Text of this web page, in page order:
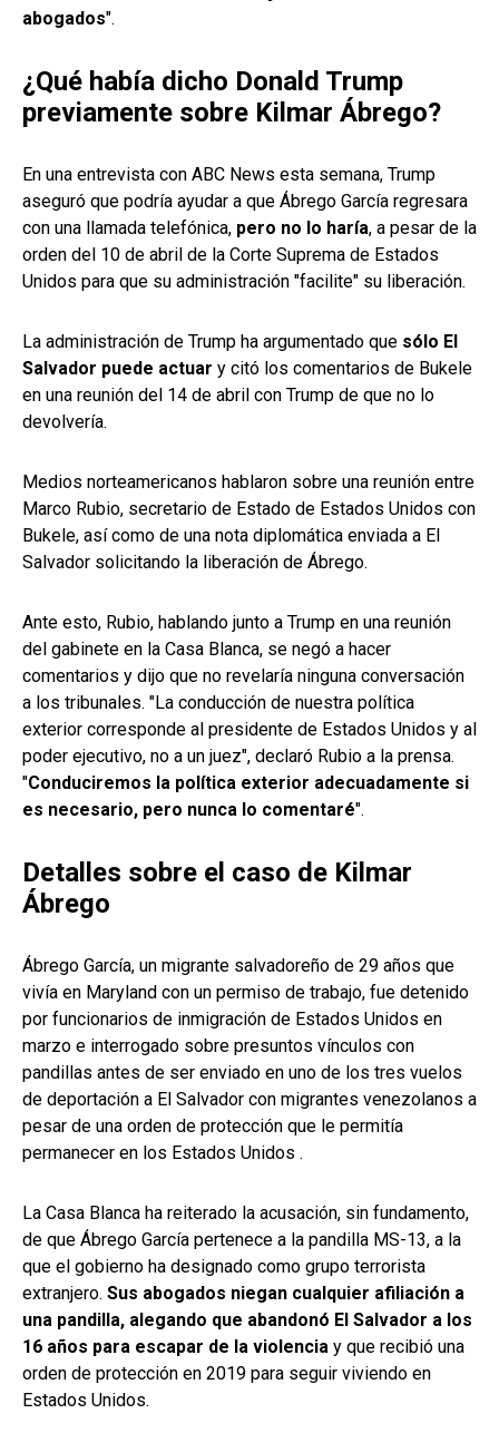
abogados".
¿Qué había dicho Donald Trump
previamente sobre Kilmar Ábrego?
En una entrevista con ABC News esta semana, Trump
aseguró que podría ayudar a que Ábrego García regresara
con una llamada telefónica, pero no lo haría, a pesar de la
orden del 10 de abril de la Corte Suprema de Estados
Unidos para que su administración "facilite" su liberación.
La administración de Trump ha argumentado que sólo El
Salvador puede actuar y citó los comentarios de Bukele
en una reunión del 14 de abril con Trump de que no lo
devolvería.
Medios norteamericanos hablaron sobre una reunión entre
Marco Rubio, secretario de Estado de Estados Unidos con
Bukele, así como de una nota diplomática enviada a El
Salvador solicitando la liberación de Ábrego.
Ante esto, Rubio, hablando junto a Trump en una reunión
del gabinete en la Casa Blanca, se negó a hacer
comentarios y dijo que no revelaría ninguna conversación
a los tribunales. "La conducción de nuestra política
exterior corresponde al presidente de Estados Unidos y al
poder ejecutivo, no a un juez", declaró Rubio a la prensa.
"Conduciremos la política exterior adecuadamente si
es necesario, pero nunca lo comentaré".
Detalles sobre el caso de Kilmar
Ábrego
Ábrego García, un migrante salvadoreño de 29 años que
vivía en Maryland con un permiso de trabajo, fue detenido
por funcionarios de inmigración de Estados Unidos en
marzo e interrogado sobre presuntos vínculos con
pandillas antes de ser enviado en uno de los tres vuelos
de deportación a El Salvador con migrantes venezolanos a
pesar de una orden de protección que le permitía
permanecer en los Estados Unidos .
La Casa Blanca ha reiterado la acusación, sin fundamento,
de que Ábrego García pertenece a la pandilla MS-13, a la
que el gobierno ha designado como grupo terrorista
extranjero. Sus abogados niegan cualquier afiliación a
una pandilla, alegando que abandonó El Salvador a los
16 años para escapar de la violencia y que recibió una
orden de protección en 2019 para seguir viviendo en
Estados Unidos.